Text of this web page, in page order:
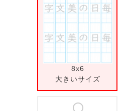
8x6
大きいサイズ